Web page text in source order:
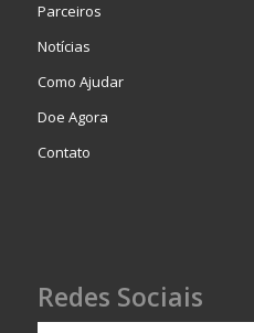
Parceiros
Notícias
Como Ajudar
Doe Agora
Contato
Redes Sociais